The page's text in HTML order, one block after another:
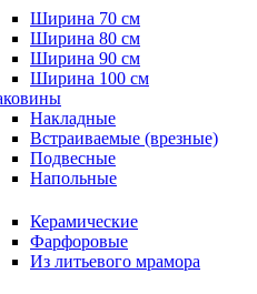
Ширина 70 см
Ширина 80 см
Ширина 90 см
Ширина 100 см
Накладные
Встраиваемые (врезные)
Подвесные
Напольные
Керамические
Фарфоровые
Из литьевого мрамора